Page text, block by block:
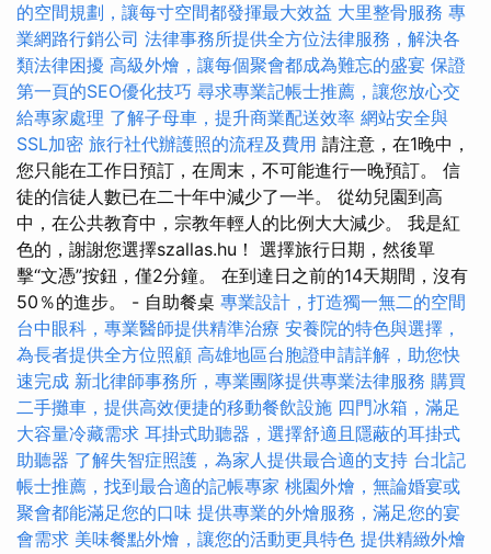
的空間規劃，讓每寸空間都發揮最大效益 大里整骨服務 專
業網路行銷公司 法律事務所提供全方位法律服務，解決各
類法律困擾 高級外燴，讓每個聚會都成為難忘的盛宴 保證
第一頁的SEO優化技巧 尋求專業記帳士推薦，讓您放心交
給專家處理 了解子母車，提升商業配送效率 網站安全與
SSL加密 旅行社代辦護照的流程及費用 請注意，在1晚中，
您只能在工作日預訂，在周末，不可能進行一晚預訂。 信
徒的信徒人數已在二十年中減少了一半。 從幼兒園到高
中，在公共教育中，宗教年輕人的比例大大減少。 我是紅
色的，謝謝您選擇szallas.hu！ 選擇旅行日期，然後單
擊“文憑”按鈕，僅2分鐘。 在到達日之前的14天期間，沒有
50％的進步。 - 自助餐桌 專業設計，打造獨一無二的空間
台中眼科，專業醫師提供精準治療 安養院的特色與選擇，
為長者提供全方位照顧 高雄地區台胞證申請詳解，助您快
速完成 新北律師事務所，專業團隊提供專業法律服務 購買
二手攤車，提供高效便捷的移動餐飲設施 四門冰箱，滿足
大容量冷藏需求 耳掛式助聽器，選擇舒適且隱蔽的耳掛式
助聽器 了解失智症照護，為家人提供最合適的支持 台北記
帳士推薦，找到最合適的記帳專家 桃園外燴，無論婚宴或
聚會都能滿足您的口味 提供專業的外燴服務，滿足您的宴
會需求 美味餐點外燴，讓您的活動更具特色 提供精緻外燴